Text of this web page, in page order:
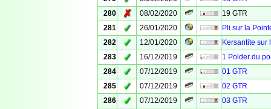
280
✗ 08/02/2020
19 GTR
281
✓ 26/01/2020
Pli sur la
282
✓ 12/01/2020
Kersantite sur
283
✓ 16/12/2019
1 Polder du
284
✓ 07/12/2019
01 GTR
285
✓ 07/12/2019
02 GTR
286
✓ 07/12/2019
03 GTR